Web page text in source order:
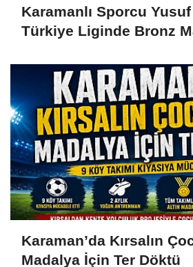
Karamanlı Sporcu Yusuf
Türkiye Liginde Bronz
Karaman’da Kırsalın
Madalya İçin Ter Döktü